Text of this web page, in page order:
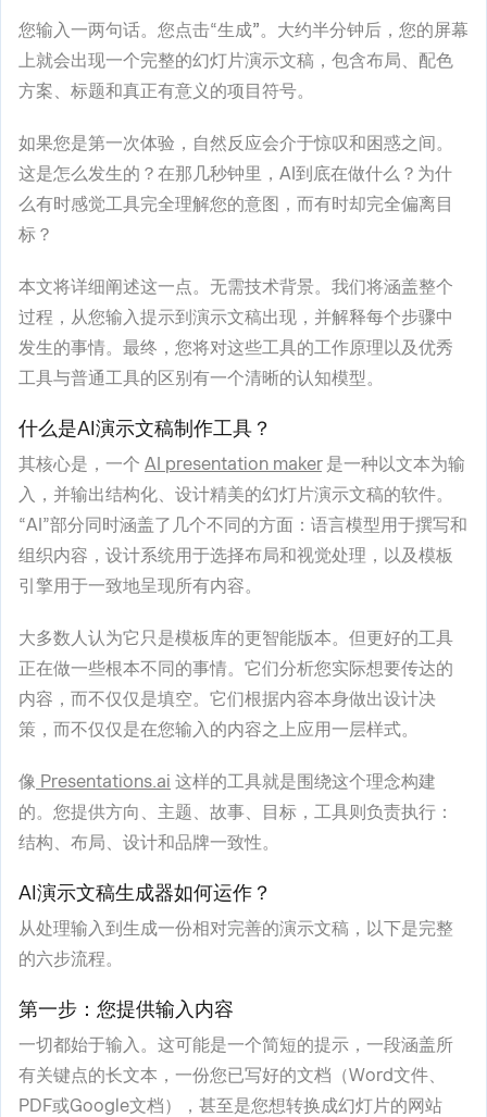
您输入一两句话。您点击“生成”。大约半分钟后，您的屏幕
上就会出现一个完整的幻灯片演示文稿，包含布局、配色
方案、标题和真正有意义的项目符号。
如果您是第一次体验，自然反应会介于惊叹和困惑之间。
这是怎么发生的？在那几秒钟里，AI到底在做什么？为什
么有时感觉工具完全理解您的意图，而有时却完全偏离目
标？
本文将详细阐述这一点。无需技术背景。我们将涵盖整个
过程，从您输入提示到演示文稿出现，并解释每个步骤中
发生的事情。最终，您将对这些工具的工作原理以及优秀
工具与普通工具的区别有一个清晰的认知模型。
什么是AI演示文稿制作工具？
其核心是，一个 AI presentation maker是一种以文本为输
入，并输出结构化、设计精美的幻灯片演示文稿的软件。
“AI”部分同时涵盖了几个不同的方面：语言模型用于撰写和
组织内容，设计系统用于选择布局和视觉处理，以及模板
引擎用于一致地呈现所有内容。
大多数人认为它只是模板库的更智能版本。但更好的工具
正在做一些根本不同的事情。它们分析您实际想要传达的
内容，而不仅仅是填空。它们根据内容本身做出设计决
策，而不仅仅是在您输入的内容之上应用一层样式。
像 Presentations.ai 这样的工具就是围绕这个理念构建
的。您提供方向、主题、故事、目标，工具则负责执行：
结构、布局、设计和品牌一致性。
AI演示文稿生成器如何运作？
从处理输入到生成一份相对完善的演示文稿，以下是完整
的六步流程。
第一步：您提供输入内容
一切都始于输入。这可能是一个简短的提示，一段涵盖所
有关键点的长文本，一份您已写好的文档（Word文件、
PDF或Google文档），甚至是您想转换成幻灯片的网站